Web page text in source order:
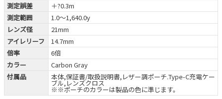
測定誤差
＋?0.3m
測定範囲
1.0～1,640.0y
レンズ径
21mm
アイレリーフ
14.7mm
倍率
6倍
カラー
Carbon Gray
付属品
本体,保証書/取扱説明書,レザー調ポーチ.Type-C充電ケー
ブル,レンズクロス
※※ポーチのカラーは製品の色に準じます。